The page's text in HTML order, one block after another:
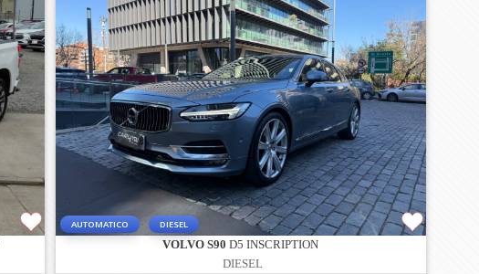
AUTOMATICO DIESEL
VOLVO S90 D5 INSCRIPTION
DIESEL